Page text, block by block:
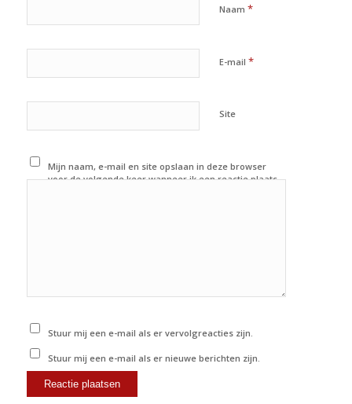
Naam *
E-mail *
Site
Mijn naam, e-mail en site opslaan in deze browser
voor de volgende keer wanneer ik een reactie plaats.
Stuur mij een e-mail als er vervolgreacties zijn.
Stuur mij een e-mail als er nieuwe berichten zijn.